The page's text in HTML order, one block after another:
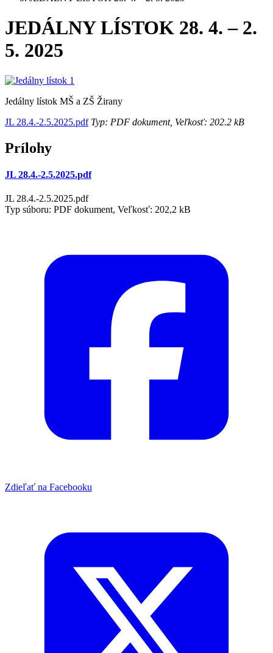
JEDÁLNY LÍSTOK 28. 4. – 2.
5. 2025
Jedálny lístok MŠ a ZŠ Žirany
JL 28.4.-2.5.2025.pdfTyp: PDF dokument, Veľkosť: 202.2 kB
Prílohy
JL 28.4.-2.5.2025.pdf
JL 28.4.-2.5.2025.pdf
Typ súboru: PDF dokument, Veľkosť: 202,2 kB
Zdieľať na Facebooku